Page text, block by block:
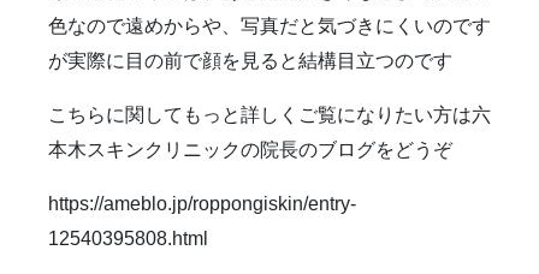
色なので遠めからや、写真だと気づきにくいのです
が実際に目の前で顔を見ると結構目立つのです
こちらに関してもっと詳しくご覧になりたい方は六
本木スキンクリニックの院長のブログをどうぞ
https://ameblo.jp/roppongiskin/entry-
12540395808.html